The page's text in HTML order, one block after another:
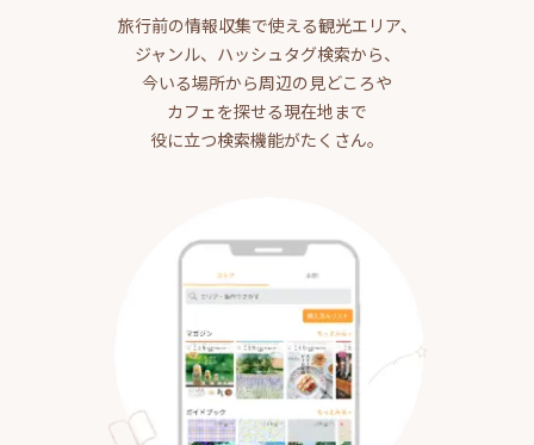
旅行前の情報収集で使える観光エリア、
ジャンル、ハッシュタグ検索から、
今いる場所から周辺の見どころや
カフェを探せる現在地まで
役に立つ検索機能がたくさん。